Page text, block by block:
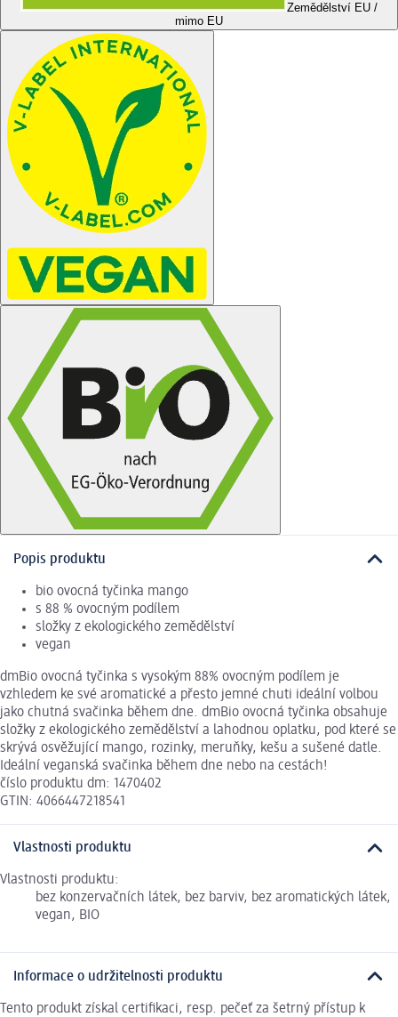
Zemědělství EU /
mimo EU
Popis produktu
bio ovocná tyčinka mango
s 88 % ovocným podílem
složky z ekologického zemědělství
vegan
dmBio ovocná tyčinka s vysokým 88% ovocným podílem je
vzhledem ke své aromatické a přesto jemné chuti ideální volbou
jako chutná svačinka během dne. dmBio ovocná tyčinka obsahuje
složky z ekologického zemědělství a lahodnou oplatku, pod které se
skrývá osvěžující mango, rozinky, meruňky, kešu a sušené datle.
Ideální veganská svačinka během dne nebo na cestách!
číslo produktu dm: 1470402
GTIN: 4066447218541
Vlastnosti produktu
Vlastnosti produktu:
bez konzervačních látek, bez barviv, bez aromatických látek,
vegan, BIO
Informace o udržitelnosti produktu
Tento produkt získal certifikaci, resp. pečeť za šetrný přístup k